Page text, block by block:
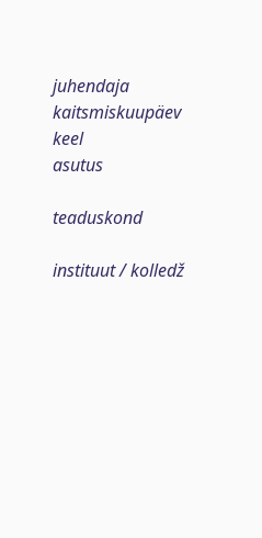
juhendaja
kaitsmiskuupäev
keel
asutus
teaduskond
instituut / kolledž